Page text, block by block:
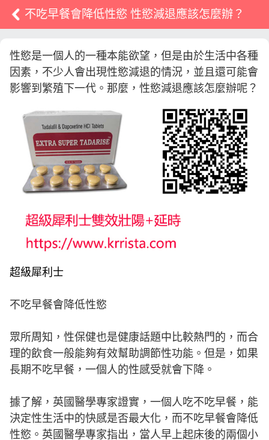
不吃早餐會降低性慾 性慾減退應該怎麼辦？
性慾是一個人的一種本能欲望，但是由於生活中各種
因素，不少人會出現性慾減退的情況，並且還可能會
影響到繁殖下一代。那麼，性慾減退應該怎麼辦呢？
超級犀利士
不吃早餐會降低性慾
眾所周知，性保健也是健康話題中比較熱門的，而合
理的飲食一般能夠有效幫助調節性功能。但是，如果
長期不吃早餐，一個人的性感受就會下降。
據了解，英國醫學專家證實，一個人吃不吃早餐，能
決定性生活中的快感是否最大化，而不吃早餐會降低
性慾。英國醫學專家指出，當人早上起床後的兩個小